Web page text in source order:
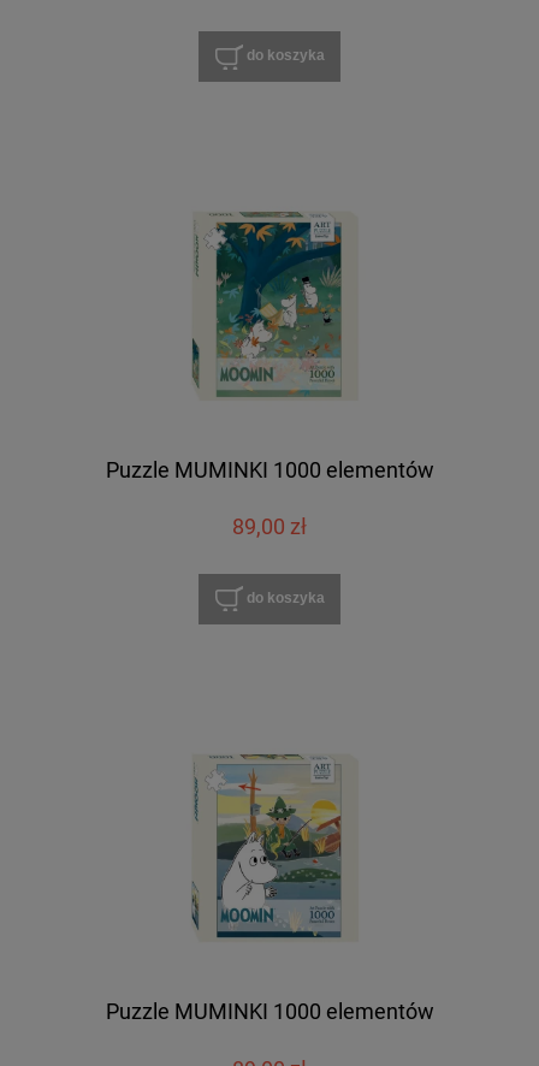
do koszyka
Puzzle MUMINKI 1000 elementów
89,00 zł
do koszyka
Puzzle MUMINKI 1000 elementów